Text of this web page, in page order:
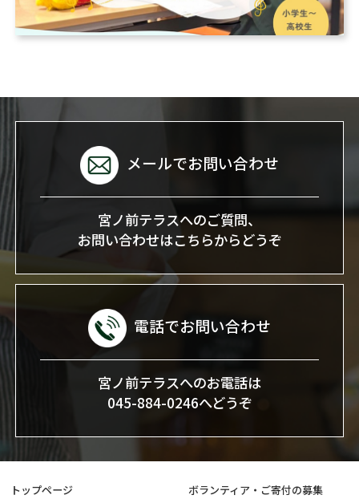
メールでお問い合わせ
宮ノ前テラスへのご質問、
お問い合わせはこちらからどうぞ
電話でお問い合わせ
宮ノ前テラスへのお電話は
045-884-0246へどうぞ
トップページ
ボランティア・ご寄付の募集